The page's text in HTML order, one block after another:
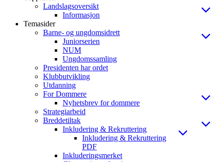
Landslagsoversikt
Informasjon
Temasider
Barne- og ungdomsidrett
Juniorserien
NUM
Ungdomssamling
Presidenten har ordet
Klubbutvikling
Utdanning
For Dommere
Nyhetsbrev for dommere
Strategiarbeid
Breddetiltak
Inkludering & Rekruttering
Inkludering & Rekruttering
PDF
Inkluderingsmerket